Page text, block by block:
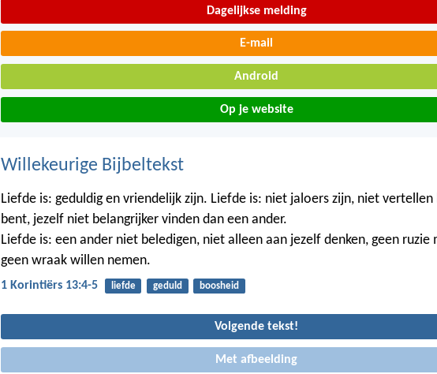
Dagelijkse melding
E-mail
Android
Op je website
Willekeurige Bijbeltekst
Liefde is: geduldig en vriendelijk zijn. Liefde is: niet jaloers zijn, niet vertellen
bent, jezelf niet belangrijker vinden dan een ander.
Liefde is: een ander niet beledigen, niet alleen aan jezelf denken, geen ruzie
geen wraak willen nemen.
1 Korintiërs 13:4-5 liefde geduld boosheid
Volgende tekst!
Met afbeelding